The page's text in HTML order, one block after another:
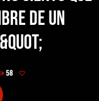
de un
58